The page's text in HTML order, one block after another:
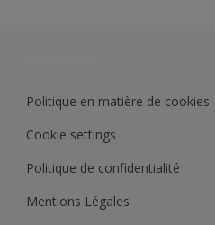
Politique en matière de cookies
Cookie settings
Politique de confidentialité
Mentions Légales